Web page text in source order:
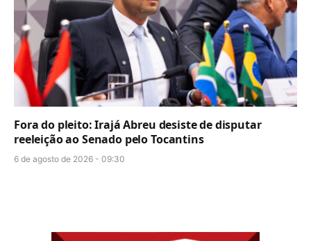
Fora do pleito: Irajá Abreu desiste de disputar
reeleição ao Senado pelo Tocantins
6 de agosto de 2026 - 09:30